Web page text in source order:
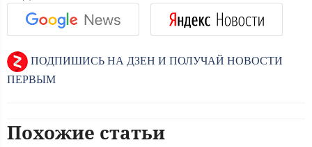
ПОДПИШИСЬ НА ДЗЕН И ПОЛУЧАЙ НОВОСТИ
ПЕРВЫМ
Похожие статьи